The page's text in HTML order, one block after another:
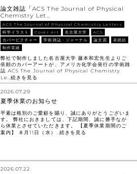
論文雑誌「ACS The Journal of Physical
Chemistry Let…
ACS The Journal of Physical Chemistry Letters
科学イラスト
Cover Art 名古屋大学
ACS
カバーピクチャー
学術雑誌・ジャーナル 論文図
表紙絵
制作実績
弊社で制作しました名古屋大学 藤本和宏先生よりご
依頼のカバーアートが、アメリカ化学会発行の学術雑
誌 ACS The Journal of Physical Chemistry
Le…続きを見る
2026.07.29
夏季休業のお知らせ
平素は格別のご愛顧を賜り、誠にありがとうございま
す。 弊社におきましては、下記期間、誠に勝手なが
ら休業とさせていただきます。 【夏季休業期間のご
案内】 ８月11日（水）…続きを見る
2026.07.22